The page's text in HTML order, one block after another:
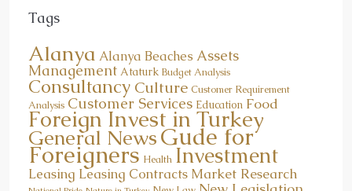
Tags
Alanya Alanya Beaches Assets
Management Ataturk Budget Analysis
Consultancy Culture Customer Requirement
Analysis Customer Services Education Food
Foreign Invest in Turkey
General NewsGude for
Foreigners Health Investment
Leasing Leasing Contracts Market Research